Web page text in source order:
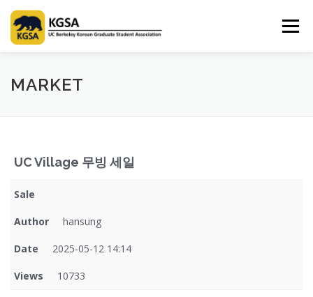
content
Menu
HOME ABOUT US
MARKET
UC Village 무빙 세일
Sale
Author hansung
Date 2025-05-12 14:14
Views 10733